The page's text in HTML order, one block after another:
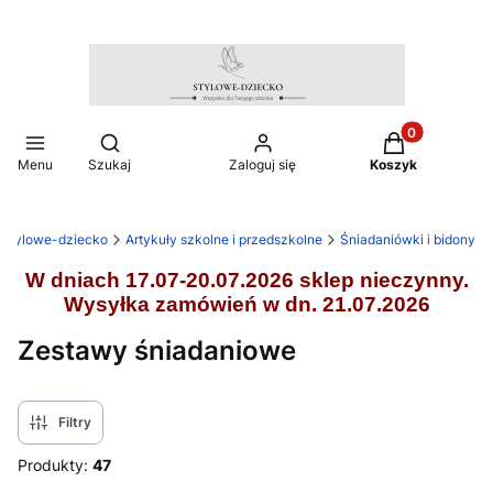
Menu
Otwórz wyszukiwarkę
Szukaj Zaloguj się
Produkty w
Koszyk
stylowe-dziecko Artykuły szkolne i przedszkolne Śniadaniówki i bidony
W dniach 17.07-20.07.2026 sklep nieczynny.
Wysyłka zamówień w dn. 21.07.2026
Zestawy śniadaniowe
Filtry
Produkty: 47